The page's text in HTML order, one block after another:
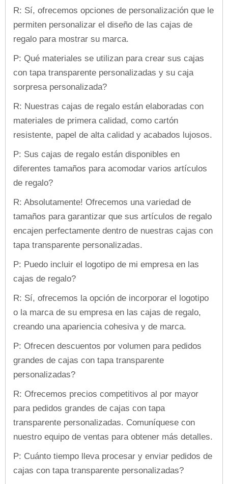
R: Sí, ofrecemos opciones de personalización que le
permiten personalizar el diseño de las cajas de
regalo para mostrar su marca.
P: Qué materiales se utilizan para crear sus cajas
con tapa transparente personalizadas y su caja
sorpresa personalizada?
R: Nuestras cajas de regalo están elaboradas con
materiales de primera calidad, como cartón
resistente, papel de alta calidad y acabados lujosos.
P: Sus cajas de regalo están disponibles en
diferentes tamaños para acomodar varios artículos
de regalo?
R: Absolutamente! Ofrecemos una variedad de
tamaños para garantizar que sus artículos de regalo
encajen perfectamente dentro de nuestras cajas con
tapa transparente personalizadas.
P: Puedo incluir el logotipo de mi empresa en las
cajas de regalo?
R: Sí, ofrecemos la opción de incorporar el logotipo
o la marca de su empresa en las cajas de regalo,
creando una apariencia cohesiva y de marca.
P: Ofrecen descuentos por volumen para pedidos
grandes de cajas con tapa transparente
personalizadas?
R: Ofrecemos precios competitivos al por mayor
para pedidos grandes de cajas con tapa
transparente personalizadas. Comuníquese con
nuestro equipo de ventas para obtener más detalles.
P: Cuánto tiempo lleva procesar y enviar pedidos de
cajas con tapa transparente personalizadas?